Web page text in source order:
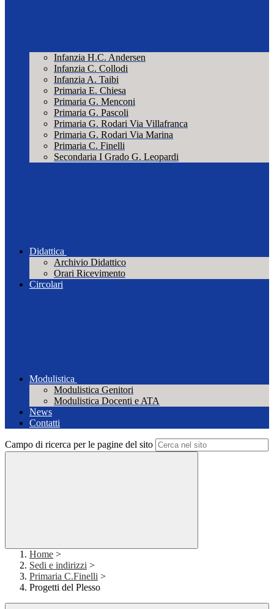
Infanzia H.C. Andersen
Infanzia C. Collodi
Infanzia A. Taibi
Primaria E. Chiesa
Primaria G. Menconi
Primaria G. Pascoli
Primaria G. Rodari Via Villafranca
Primaria G. Rodari Via Marina
Primaria C. Finelli
Secondaria I Grado G. Leopardi
Didattica
Archivio Didattico
Orari Ricevimento
Circolari
Modulistica
Modulistica Genitori
Modulistica Docenti e ATA
News
Contatti
Campo di ricerca per le pagine del sito
Home >
Sedi e indirizzi >
Primaria C.Finelli >
Progetti del Plesso